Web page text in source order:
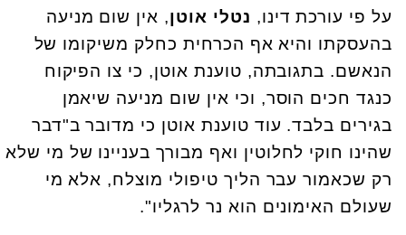
על פי עורכת דינו, נטלי אוטן, אין שום מניעה
בהעסקתו והיא אף הכרחית כחלק משיקומו של
הנאשם. בתגובתה, טוענת אוטן, כי צו הפיקוח
כנגד חכים הוסר, וכי אין שום מניעה שיאמן
בגירים בלבד. עוד טוענת אוטן כי מדובר ב"דבר
שהינו חוקי לחלוטין ואף מבורך בעניינו של מי שלא
רק שכאמור עבר הליך טיפולי מוצלח, אלא מי
שעולם האימונים הוא נר לרגליו".